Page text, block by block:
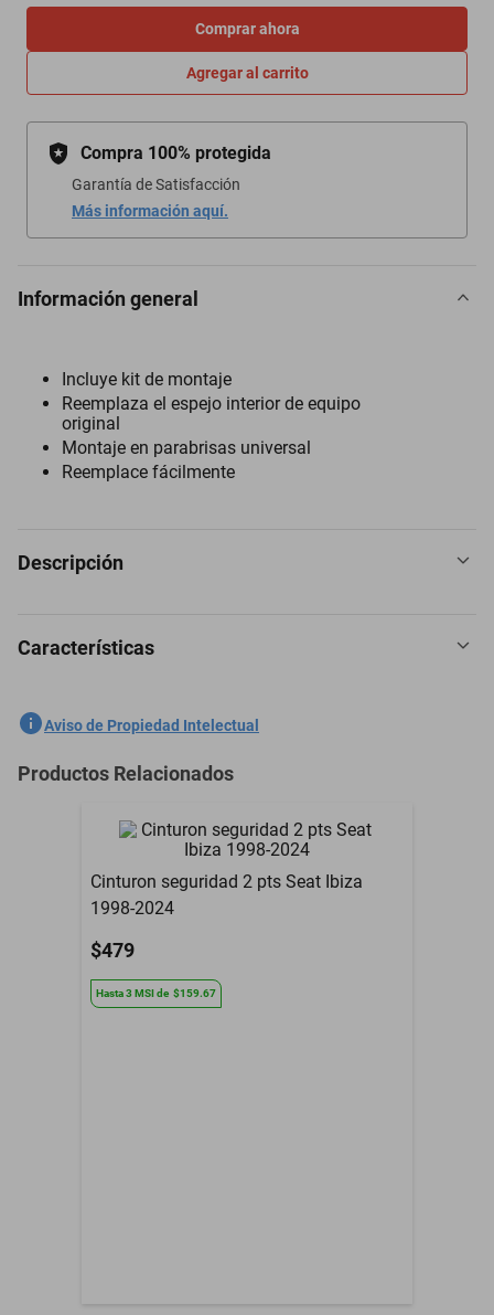
Comprar ahora
Agregar al carrito
Compra 100% protegida
Garantía de Satisfacción
Más información aquí.
Información general
Incluye kit de montaje
Reemplaza el espejo interior de equipo
original
Montaje en parabrisas universal
Reemplace fácilmente
Descripción
Espejo Retrovisor para Scion Tc 2004 a 2016
Características
SKU
Marca
Modelo del Vehículo Tc
Tipo De Refacción
Armadora
Aviso de Propiedad Intelectual
Productos Relacionados
Cinturon seguridad 2 pts Seat Ibiza
1998-2024
$479
Hasta3 MSIde $159.67